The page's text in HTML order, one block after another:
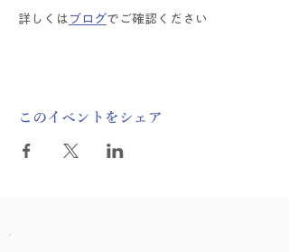
詳しくは ブログでご確認ください
このイベントをシェア